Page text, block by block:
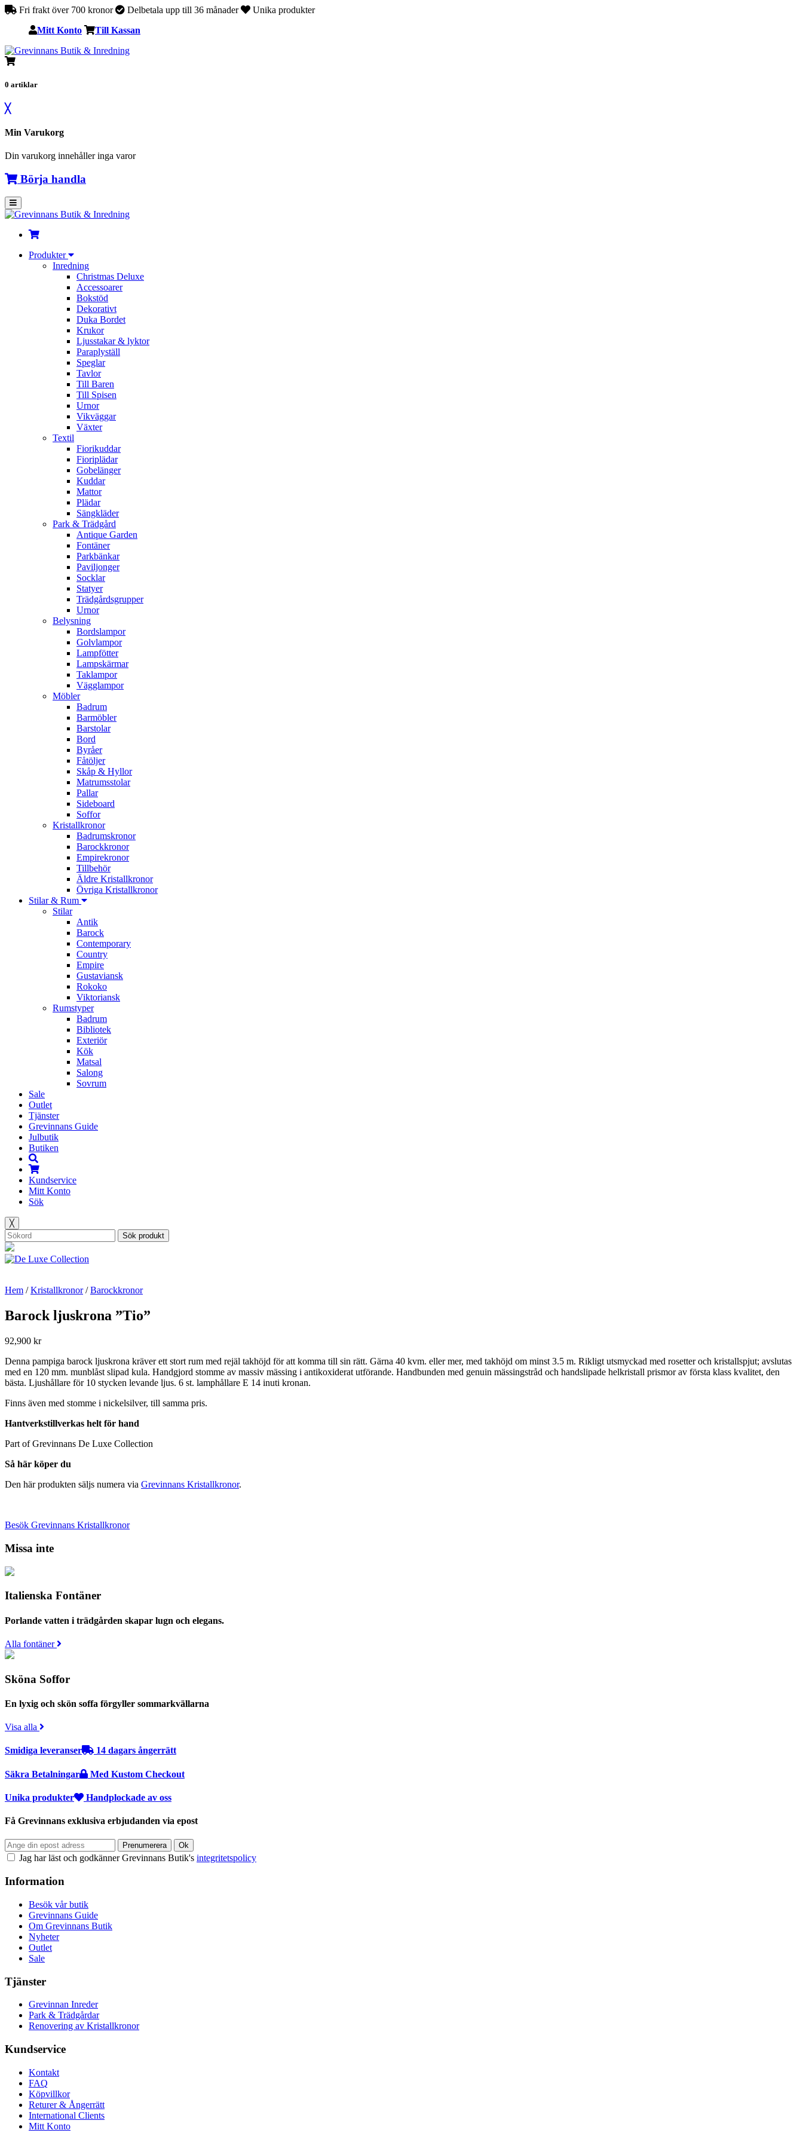
Fri frakt över 700 kronor Delbetala upp till 36 månader Unika produkter
Mitt Konto Till Kassan
0 artiklar
╳
Min Varukorg
Din varukorg innehåller inga varor
Börja handla
Produkter
Inredning
Christmas Deluxe
Accessoarer
Bokstöd
Dekorativt
Duka Bordet
Krukor
Ljusstakar & lyktor
Paraplyställ
Speglar
Tavlor
Till Baren
Till Spisen
Urnor
Vikväggar
Växter
Textil
Fiorikuddar
Fioriplädar
Gobelänger
Kuddar
Mattor
Plädar
Sängkläder
Park & Trädgård
Antique Garden
Fontäner
Parkbänkar
Paviljonger
Socklar
Statyer
Trädgårdsgrupper
Urnor
Belysning
Bordslampor
Golvlampor
Lampfötter
Lampskärmar
Taklampor
Vägglampor
Möbler
Badrum
Barmöbler
Barstolar
Bord
Byråer
Fåtöljer
Skåp & Hyllor
Matrumsstolar
Pallar
Sideboard
Soffor
Kristallkronor
Badrumskronor
Barockkronor
Empirekronor
Tillbehör
Äldre Kristallkronor
Övriga Kristallkronor
Stilar & Rum
Stilar
Antik
Barock
Contemporary
Country
Empire
Gustaviansk
Rokoko
Viktoriansk
Rumstyper
Badrum
Bibliotek
Exteriör
Kök
Matsal
Salong
Sovrum
Sale
Outlet
Tjänster
Grevinnans Guide
Julbutik
Butiken
Kundservice
Mitt Konto
Sök
╳
Sök produkt
Hem /Kristallkronor/Barockkronor
Barock ljuskrona ”Tio”
92,900 kr
Denna pampiga barock ljuskrona kräver ett stort rum med rejäl takhöjd för att komma till sin rätt. Gärna 40 kvm. eller mer, med takhöjd om minst 3.5 m. Rikligt utsmyckad med rosetter och kristallspjut; avslutas
med en 120 mm. munblåst slipad kula. Handgjord stomme av massiv mässing i antikoxiderat utförande. Handbunden med genuin mässingstråd och handslipade helkristall prismor av första klass kvalitet, den
bästa. Ljushållare för 10 stycken levande ljus. 6 st. lamphållare E 14 inuti kronan.
Finns även med stomme i nickelsilver, till samma pris.
Hantverkstillverkas helt för hand
Part of Grevinnans De Luxe Collection
Så här köper du
Den här produkten säljs numera via Grevinnans Kristallkronor.
Besök Grevinnans Kristallkronor
Missa inte
Italienska Fontäner
Porlande vatten i trädgården skapar lugn och elegans.
Alla fontäner
Sköna Soffor
En lyxig och skön soffa förgyller sommarkvällarna
Visa alla
Smidiga leveranser 14 dagars ångerrätt
Säkra Betalningar Med Kustom Checkout
Unika produkter Handplockade av oss
Få Grevinnans exklusiva erbjudanden via epost
Jag har läst och godkänner Grevinnans Butik's integritetspolicy
Information
Besök vår butik
Grevinnans Guide
Om Grevinnans Butik
Nyheter
Outlet
Sale
Tjänster
Grevinnan Inreder
Park & Trädgårdar
Renovering av Kristallkronor
Kundservice
Kontakt
FAQ
Köpvillkor
Returer & Ångerrätt
International Clients
Mitt Konto